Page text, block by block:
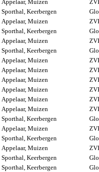
Appelaar, Muizen
Sporthal, Keerbergen
Appelaar, Muizen
Sporthal, Keerbergen
Appelaar, Muizen
Sporthal, Keerbergen
Appelaar, Muizen
Appelaar, Muizen
Appelaar, Muizen
Appelaar, Muizen
Appelaar, Muizen
Appelaar, Muizen
Sporthal, Keerbergen
Appelaar, Muizen
Sporthal, Keerbergen
Appelaar, Muizen
Sporthal, Keerbergen
Sporthal, Keerbergen